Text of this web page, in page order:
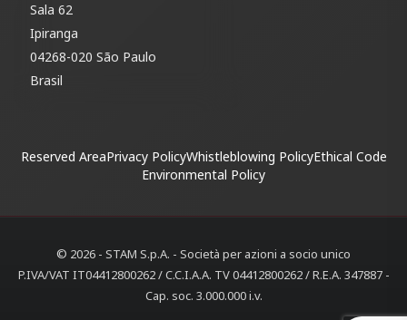
Sala 62
Ipiranga
04268-020 São Paulo
Brasil
Reserved AreaPrivacy PolicyWhistleblowing PolicyEthical Code
Environmental Policy
© 2026 - STAM S.p.A. - Società per azioni a socio unico
P.IVA/VAT IT04412800262 / C.C.I.A.A. TV 04412800262 / R.E.A. 347887 -
Cap. soc. 3.000.000 i.v.